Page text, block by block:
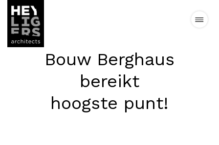
Projecten
Nieuws
Bouw Berghaus
bereikt
hoogste punt!